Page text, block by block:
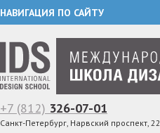
НАВИГАЦИЯ ПО САЙТУ
+7 (812) 326-07-01
Санкт-Петербург, Нарвский проспект, 22